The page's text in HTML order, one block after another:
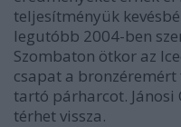
teljesítményük
legutóbb 2004-ben
Szombaton ötkor az
csapat a
tartó párharcot. Jánosi
térhet vissza.